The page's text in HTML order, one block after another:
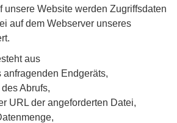
unsere Website werden Zugriffsdaten
auf dem Webserver unseres
aus
anfragenden Endgeräts,
Abrufs,
URL der angeforderten Datei,